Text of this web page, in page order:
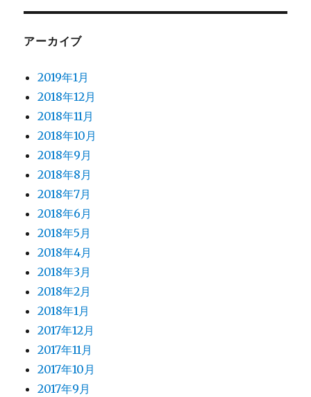
アーカイブ
2019年1月
2018年12月
2018年11月
2018年10月
2018年9月
2018年8月
2018年7月
2018年6月
2018年5月
2018年4月
2018年3月
2018年2月
2018年1月
2017年12月
2017年11月
2017年10月
2017年9月